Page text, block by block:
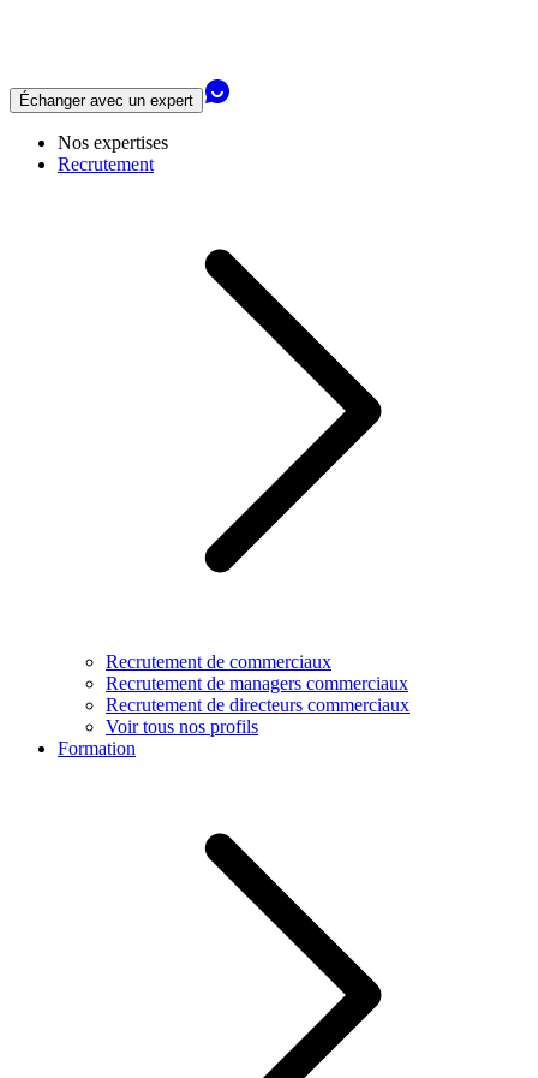
Échanger avec un expert
Nos expertises
Recrutement
Recrutement de commerciaux
Recrutement de managers commerciaux
Recrutement de directeurs commerciaux
Voir tous nos profils
Formation